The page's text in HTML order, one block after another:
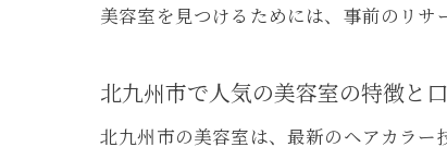
美容室を見つけるためには、事前のリサ
北九州市で人気の美容室の特徴と
北九州市の美容室は、最新のヘアカラ